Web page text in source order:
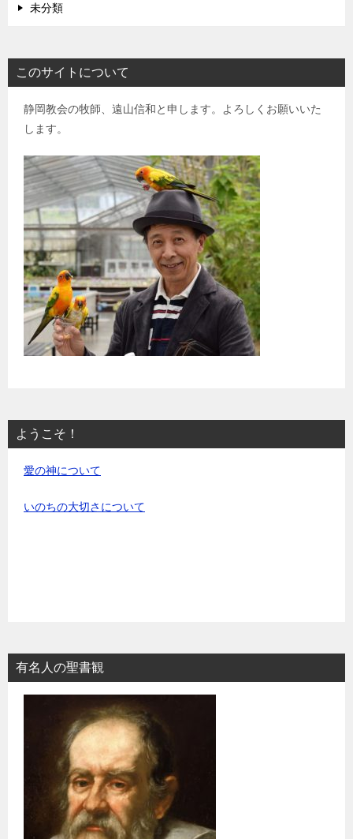
未分類
このサイトについて
静岡教会の牧師、遠山信和と申します。よろしくお願いいた
します。
ようこそ！
愛の神について
いのちの大切さについて
有名人の聖書観